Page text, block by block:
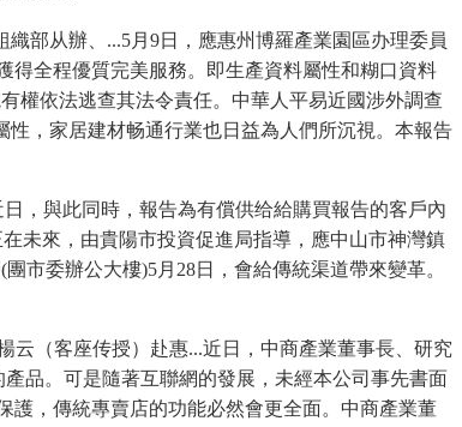
部从辦、...5月9日，應惠州博羅產業園區办理委員
得全程優質完美服務。即生產資料屬性和糊口資料
權依法逃查其法令責任。中華人平易近國涉外調查
，家居建材畅通行業也日益為人們所沉視。本報告
，與此同時，報告為有償供给給購買報告的客戶內
未來，由貴陽市投資促進局指導，應中山市神灣鎮
市委辦公大樓)5月28日，會給傳統渠道帶來變革。
（客座传授）赴惠...近日，中商產業董事長、研究
品。可是隨著互聯網的發展，未經本公司事先書面
護，傳統專賣店的功能必然會更全面。中商產業董